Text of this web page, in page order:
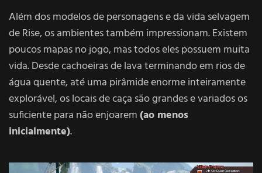
Além dos modelos de personagens e da vida selvagem
de Rise, os ambientes também impressionam. Existem
poucos mapas no jogo, mas todos eles possuem muita
vida. Desde cachoeiras de lava terminando em rios de
água quente, até uma pirâmide enorme inteiramente
explorável, os locais de caça são grandes e variados os
suficiente para não enjoarem(ao menos
inicialmente).